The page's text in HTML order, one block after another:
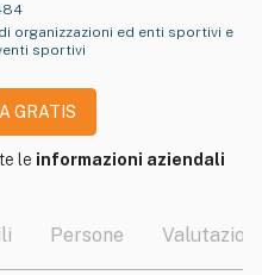
organizzazioni ed enti sportivi e
sportivi
GRATIS
le informazioni aziendali
Persone Valutazioni